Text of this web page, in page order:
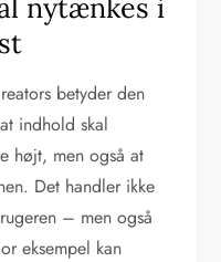
nytænkes i
betyder den
indhold skal
højt, men også at
Det handler ikke
– men også
eksempel kan